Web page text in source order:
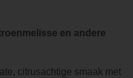
en andere
citrusachtige smaak met